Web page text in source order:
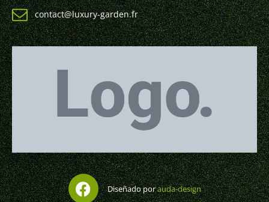
contact@luxury-garden.fr
Diseñado porauda-design